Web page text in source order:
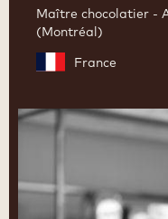
Maître chocolatier -
(Montréal)
France
Aurélien